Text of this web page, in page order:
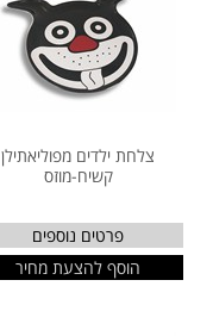
צלחת ילדים מפוליאתילן
קשיח-מוזס
פרטים נוספים
הוסף להצעת מחיר